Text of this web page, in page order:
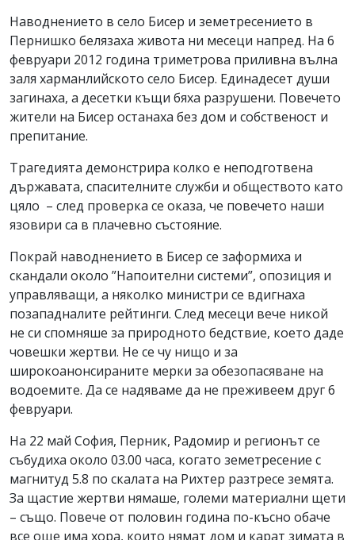
Наводнението в село Бисер и земетресението в
Пернишко белязаха живота ни месеци напред. На 6
февруари 2012 година триметрова приливна вълна
заля харманлийското село Бисер. Единадесет души
загинаха, а десетки къщи бяха разрушени. Повечето
жители на Бисер останаха без дом и собственост и
препитание.
Трагедията демонстрира колко е неподготвена
държавата, спасителните служби и обществото като
цяло – след проверка се оказа, че повечето наши
язовири са в плачевно състояние.
Покрай наводнението в Бисер се заформиха и
скандали около ”Напоителни системи”, опозиция и
управляващи, а няколко министри се вдигнаха
позападналите рейтинги. След месеци вече никой
не си спомняше за природното бедствие, което даде
човешки жертви. Не се чу нищо и за
широкоанонсираните мерки за обезопасяване на
водоемите. Да се надяваме да не преживеем друг 6
февруари.
На 22 май София, Перник, Радомир и регионът се
събудиха около 03.00 часа, когато земетресение с
магнитуд 5.8 по скалата на Рихтер разтресе земята.
За щастие жертви нямаше, големи материални щети
– също. Повече от половин година по-късно обаче
все още има хора, които нямат дом и карат зимата в